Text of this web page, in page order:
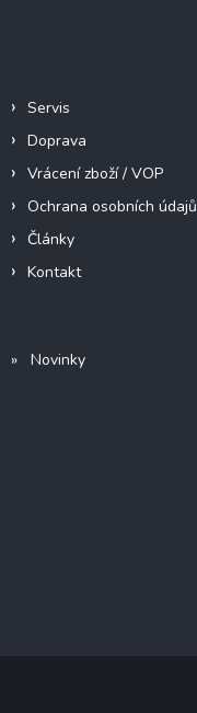
Servis
Doprava
Vrácení zboží / VOP
Ochrana osobních údajů
Články
Kontakt
» Novinky